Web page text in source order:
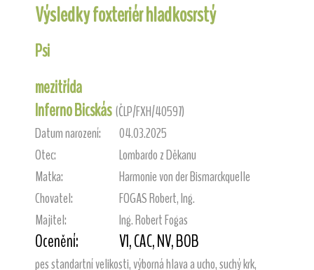
Výsledky foxteriér hladkosrstý
Psi
mezitřída
Inferno Bicskás (ČLP/FXH/40597)
Datum narození:
04.03.2025
Otec:
Lombardo z Děkanu
Matka:
Harmonie von der Bismarckquelle
Chovatel:
FOGAS Robert, Ing.
Majitel:
Ing. Robert Fogas
Ocenění: V1, CAC, NV, BOB
pes standartní velikosti, výborná hlava a ucho, suchý krk,